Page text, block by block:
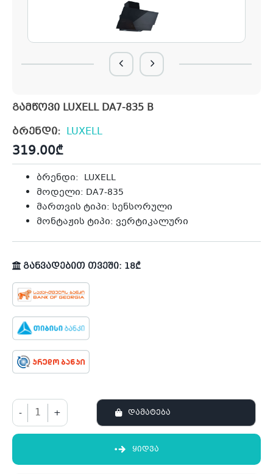
გამწოვი LUXELL DA7-835 B
ბრენდი: LUXELL
319.00₾
ბრენდი: LUXELL
მოდელი: DA7-835
მართვის ტიპი: სენსორული
მონტაჟის ტიპი: ვერტიკალური
განვადებით თვეში: 18₾
- + ᲓᲐᲛᲐᲢᲔᲑᲐ
ᲧᲘᲓᲕᲐ